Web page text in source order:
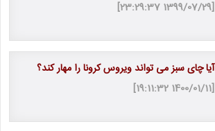
[1399/07/29 23:29:37]
آیا چای سبز می تواند ویروس کرونا را مهار کند؟
[1400/01/11 19:11:32]